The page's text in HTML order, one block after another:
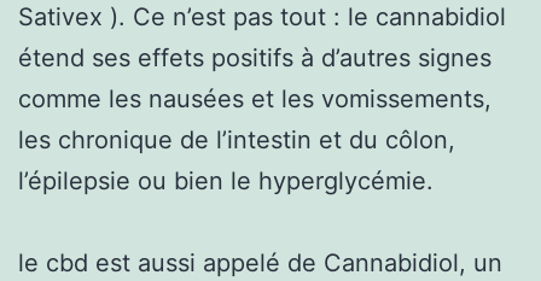
Sativex ). Ce n’est pas tout : le cannabidiol
étend ses effets positifs à d’autres signes
comme les nausées et les vomissements,
les chronique de l’intestin et du côlon,
l’épilepsie ou bien le hyperglycémie.
le cbd est aussi appelé de Cannabidiol, un